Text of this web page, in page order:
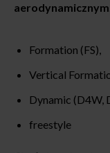
aerodynamicznym
Formation (FS),
Vertical
Dynamic (D4W,
freestyle